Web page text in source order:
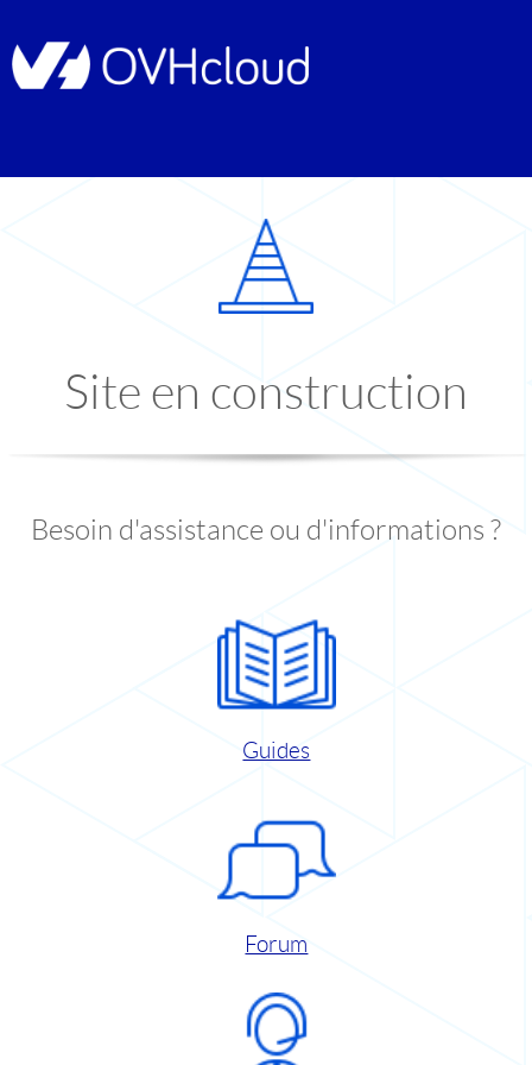
Site en construction
Besoin d'assistance ou d'informations ?
Guides
Forum